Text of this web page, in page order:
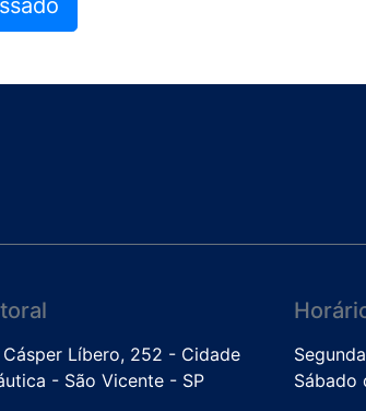
Cásper Líbero, 252 - Cidade
- São Vicente - SP
Sábado